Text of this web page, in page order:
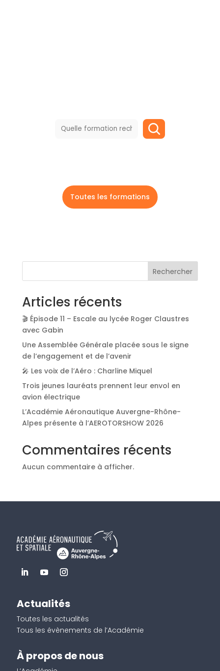
Toutes les formations
Rechercher
Articles récents
🎬 Épisode 11 – Escale au lycée Roger Claustres
avec Gabin
Une Assemblée Générale placée sous le signe
de l’engagement et de l’avenir
🎤 Les voix de l’Aéro : Charline Miquel
Trois jeunes lauréats prennent leur envol en
avion électrique
L’Académie Aéronautique Auvergne-Rhône-
Alpes présente à l’AEROTORSHOW 2026
Commentaires récents
Aucun commentaire à afficher.
Actualités
Toutes les actualités
Tous les évènements de l’Académie
À propos de nous